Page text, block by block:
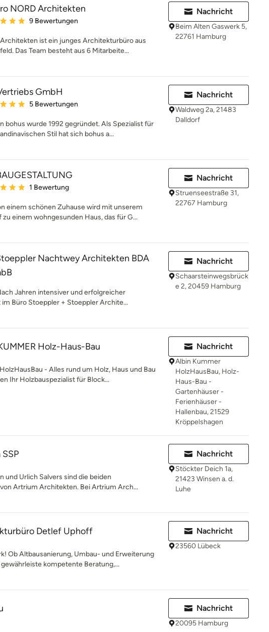
NORD Architekten
Bewertung: 4.9 von 5 Sternen
9 Bewertungen
ist ein junges Architekturbüro aus
Das Team besteht aus 6 Mitarbeite...
Nachricht
Beim Alten Gaswerk 5,
22761 Hamburg
GmbH
Bewertung: 5 von 5 Sternen
5 Bewertungen
bohus wurde 1992 gegründet. Als Spezialist für
Stil hat sich bohus a...
Nachricht
Waldweg 2a, 21483
Dalldorf
Bewertung: 5 von 5 Sternen
1 Bewertung
einem schönen Zuhause wird mit unserem
einem wohngesunden Haus, das für G...
Nachricht
Struenseestraße 31,
22767 Hamburg
Nachtwey Architekten BDA
Jahren intensiver und erfolgreicher
Büro Stoeppler + Stoeppler Archite...
Nachricht
Schaarsteinwegsbrück
e 2, 20459 Hamburg
Holz-Haus-Bau
- Alles rund um Holz, Haus und Bau
Ihr Holzbauspezialist für Block...
Nachricht
Albin Kummer
HolzHausBau, Holz-
Haus-Bau -
Gartenhäuser -
Ferienhäuser -
Hallenbau, 21529
Kröppelshagen
und Urlich Salvers sind die beiden
Artrium Architekten. Bei Artrium Arch...
Nachricht
Stöckter Deich 1a,
21423 Winsen a. d.
Luhe
Detlef Uphoff
Ob Altbausanierung, Umbau- und Erweiterung
kompetente Beratung,...
Nachricht
23560 Lübeck
Nachricht
20095 Hamburg